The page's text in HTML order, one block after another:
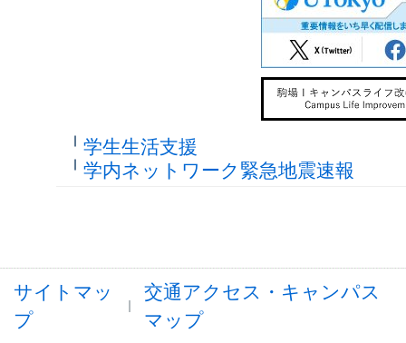
学生生活支援
学内ネットワーク緊急地震速報
サイトマッ
プ
交通アクセス・キャンパス
マップ